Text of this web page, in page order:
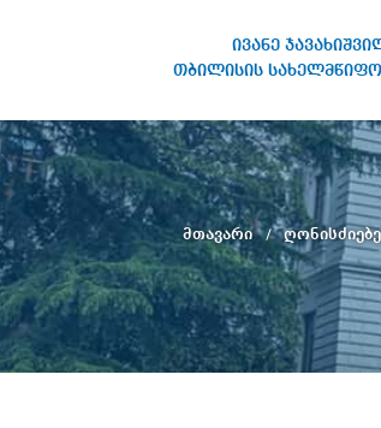
ივანე
თბილისის
თბილისის
უნივერსიტეტი
მთავარი